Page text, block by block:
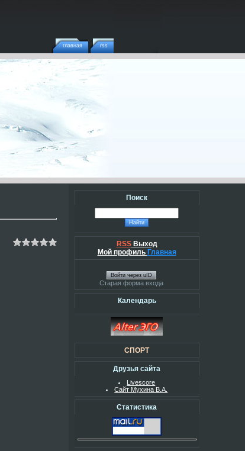
rss
главная
Поиск
RSS Выход
Мой профиль Главная
Войти через uID
Старая форма входа
Календарь
СПОРТ
Друзья сайта
Livescore
Сайт Мухина В.А.
Статистика